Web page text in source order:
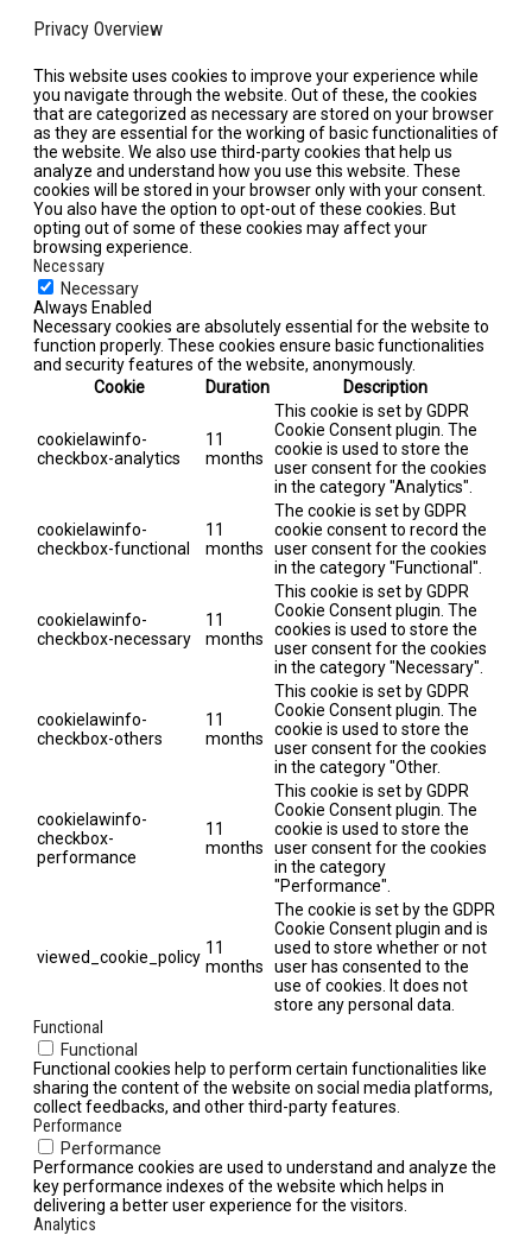
Privacy Overview
This website uses cookies to improve your experience while
you navigate through the website. Out of these, the cookies
that are categorized as necessary are stored on your browser
as they are essential for the working of basic functionalities of
the website. We also use third-party cookies that help us
analyze and understand how you use this website. These
cookies will be stored in your browser only with your consent.
You also have the option to opt-out of these cookies. But
opting out of some of these cookies may affect your
browsing experience.
Necessary
Necessary
Always Enabled
Necessary cookies are absolutely essential for the website to
function properly. These cookies ensure basic functionalities
and security features of the website, anonymously.
Cookie
Duration Description
cookielawinfo-
checkbox-analytics
11
months
This cookie is set by GDPR
Cookie Consent plugin. The
cookie is used to store the
user consent for the cookies
in the category "Analytics".
cookielawinfo-
checkbox-functional
11
months
The cookie is set by GDPR
cookie consent to record the
user consent for the cookies
in the category "Functional".
cookielawinfo-
checkbox-necessary
11
months
This cookie is set by GDPR
Cookie Consent plugin. The
cookies is used to store the
user consent for the cookies
in the category "Necessary".
cookielawinfo-
checkbox-others
11
months
This cookie is set by GDPR
Cookie Consent plugin. The
cookie is used to store the
user consent for the cookies
in the category "Other.
cookielawinfo-
checkbox-
performance
11
months
This cookie is set by GDPR
Cookie Consent plugin. The
cookie is used to store the
user consent for the cookies
in the category
"Performance".
viewed_cookie_policy 11
months
The cookie is set by the GDPR
Cookie Consent plugin and is
used to store whether or not
user has consented to the
use of cookies. It does not
store any personal data.
Functional
Functional
Functional cookies help to perform certain functionalities like
sharing the content of the website on social media platforms,
collect feedbacks, and other third-party features.
Performance
Performance
Performance cookies are used to understand and analyze the
key performance indexes of the website which helps in
delivering a better user experience for the visitors.
Analytics